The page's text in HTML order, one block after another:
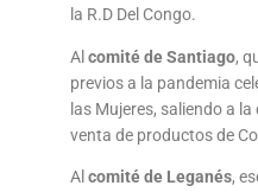
la R.D Del Congo.
Alcomité de Santiago,
previos a la pandemia
las Mujeres, saliendo a
venta de productos de
Alcomité de Leganés,